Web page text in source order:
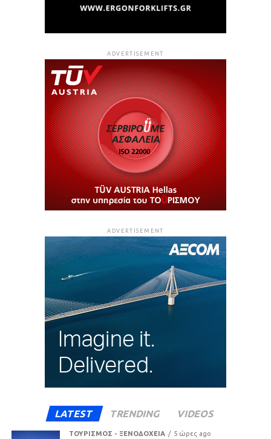
ADVERTISEMENT
ADVERTISEMENT
LATEST TRENDING VIDEOS
ΤΟΥΡΙΣΜΟΣ - ΞΕΝΟΔΟΧΕΙΑ 5 ώρες ago